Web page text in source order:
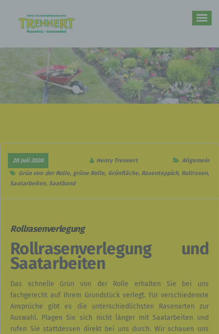
springen
20 Juli 2020 Henry Trennert
Allgemein
Grün von der Rolle, grüne Rolle, Grünfläche, Rasenteppich, Rollrasen,
Saatarbeiten, Saatband
Rollrasenverlegung
Rollrasenverlegung und
Saatarbeiten
Das schnelle Grün von der Rolle erhalten Sie bei uns
fachgerecht auf Ihrem Grundstück verlegt. Für verschiedenste
Ansprüche gibt es die unterschiedlichsten Rasenarten zur
Auswahl. Plagen Sie sich nicht länger mit Saatarbeiten und
rufen Sie stattdessen direkt bei uns durch. Wir schauen uns